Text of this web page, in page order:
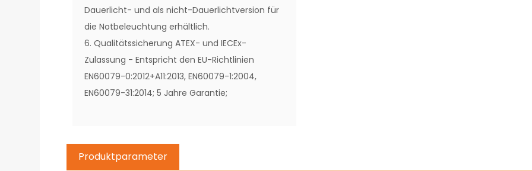
Dauerlicht- und als nicht-Dauerlichtversion für
die Notbeleuchtung erhältlich.
6. Qualitätssicherung ATEX- und IECEx-
Zulassung - Entspricht den EU-Richtlinien
EN60079-0:2012+A11:2013, EN60079-1:2004,
EN60079-31:2014; 5 Jahre Garantie;
Produktparameter